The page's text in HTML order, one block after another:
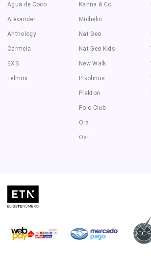
Agua de Coco
Alexander
Anthology
Carmela
EXS
Felmini
Kanna & Co
Michelin
Nat Geo
Nat Geo Kids
New Walk
Pikolinos
Plakton
Polo Club
Ola
Ost.